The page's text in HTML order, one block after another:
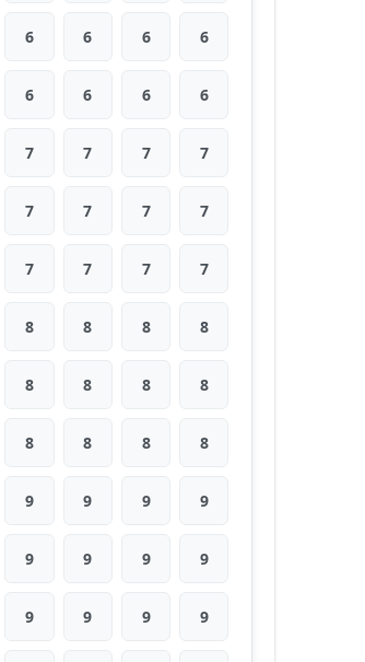
6 6 6 6
6 6 6 6
7 7 7 7
7 7 7 7
7 7 7 7
8 8 8 8
8 8 8 8
8 8 8 8
9 9 9 9
9 9 9 9
9 9 9 9